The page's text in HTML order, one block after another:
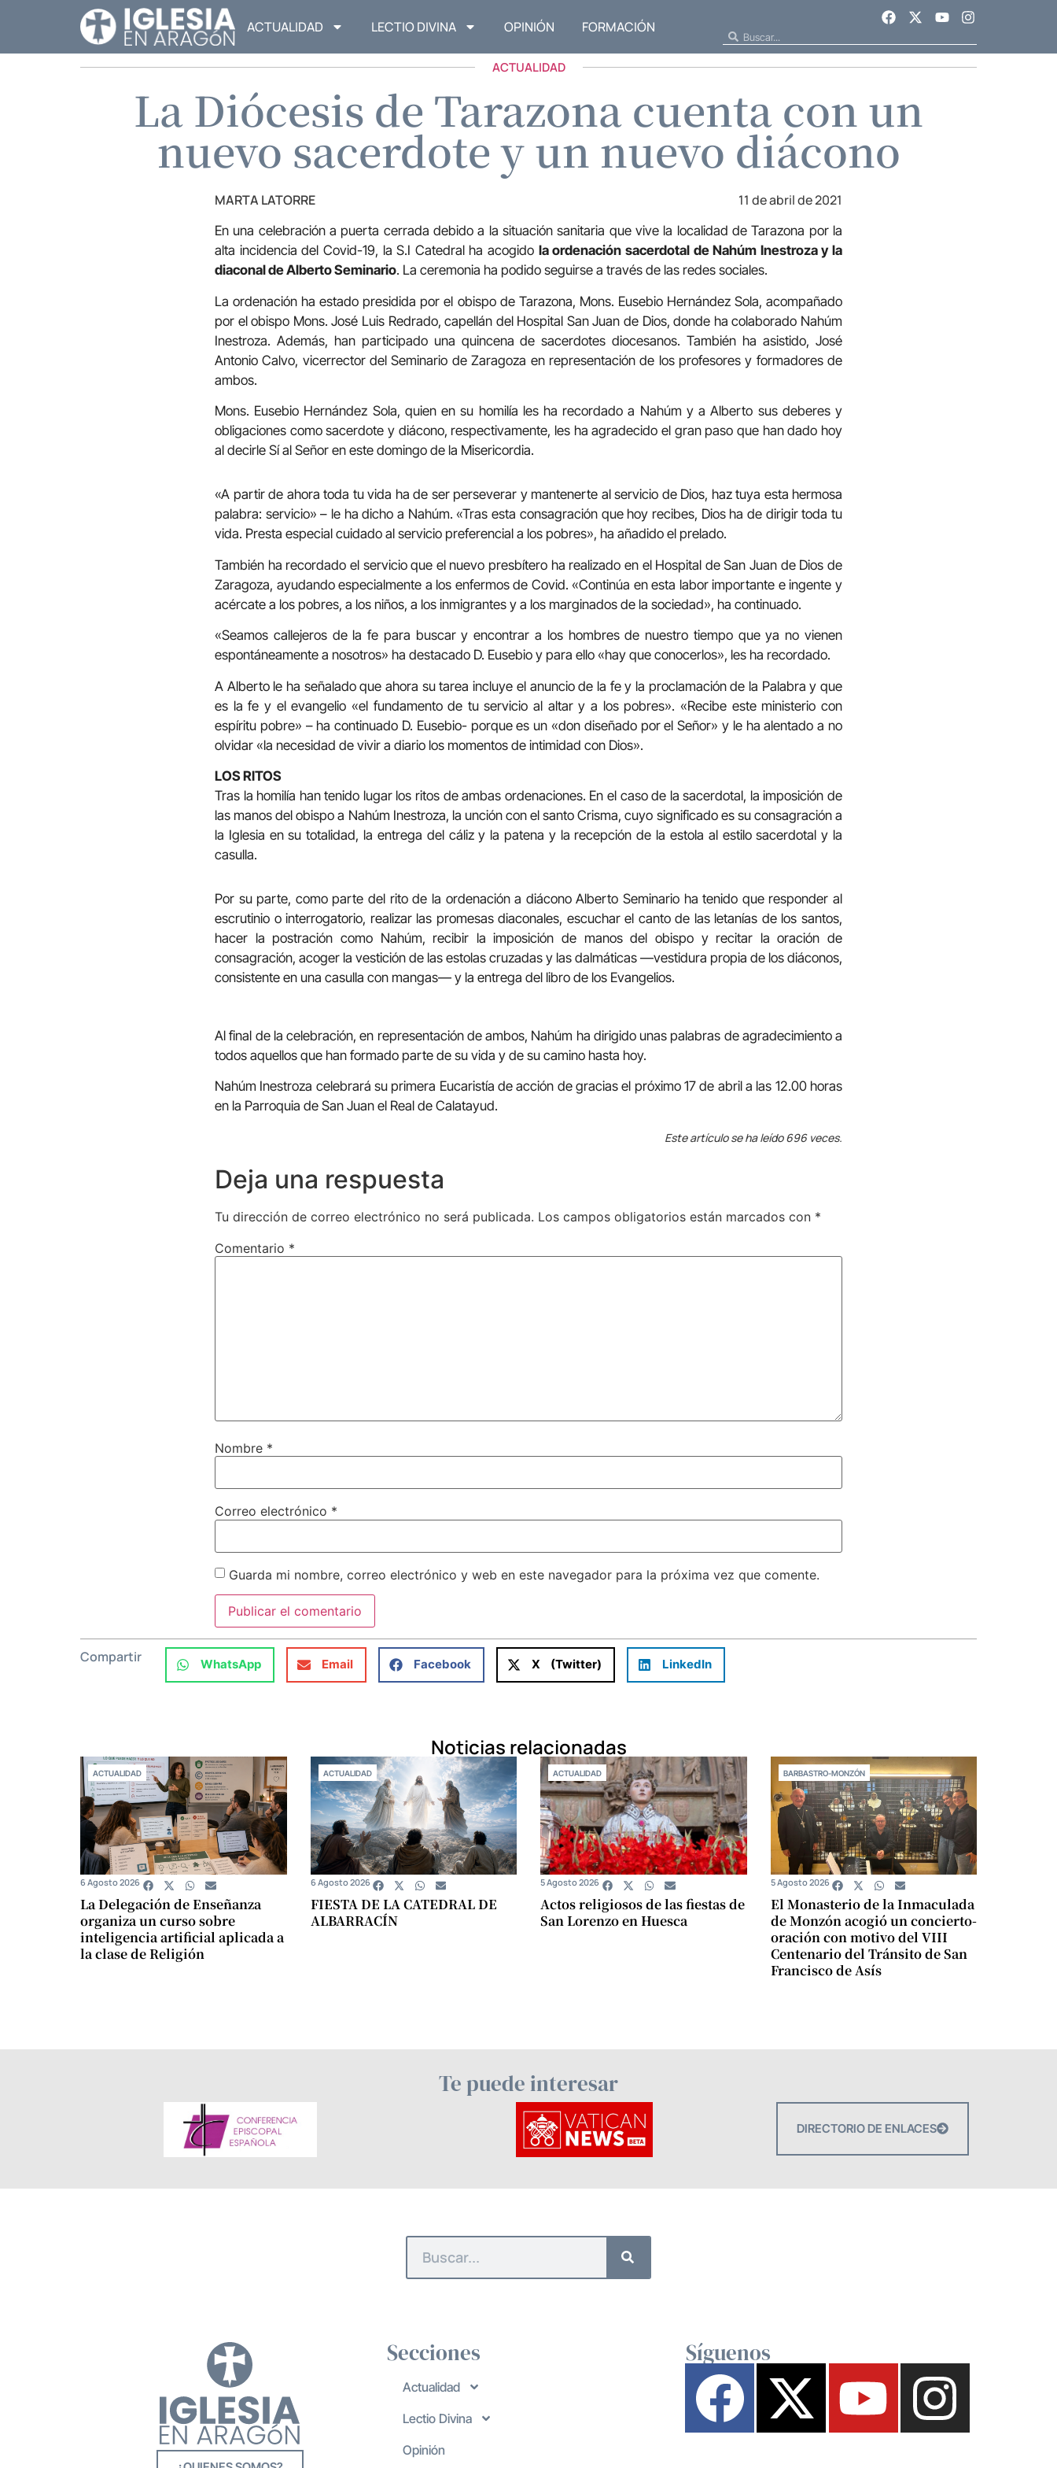
ACTUALIDAD LECTIO DIVINA OPINIÓN FORMACIÓN
ACTUALIDAD
La Diócesis de Tarazona cuenta con un
nuevo sacerdote y un nuevo diácono
MARTA LATORRE 11 de abril de 2021
En una celebración a puerta cerrada debido a la situación sanitaria que vive la localidad de Tarazona por la
alta incidencia del Covid-19, la S.I Catedral ha acogido la ordenación sacerdotal de Nahúm Inestroza y la
diaconal de Alberto Seminario. La ceremonia ha podido seguirse a través de las redes sociales.
La ordenación ha estado presidida por el obispo de Tarazona, Mons. Eusebio Hernández Sola, acompañado
por el obispo Mons. José Luis Redrado, capellán del Hospital San Juan de Dios, donde ha colaborado Nahúm
Inestroza. Además, han participado una quincena de sacerdotes diocesanos. También ha asistido, José
Antonio Calvo, vicerrector del Seminario de Zaragoza en representación de los profesores y formadores de
ambos.
Mons. Eusebio Hernández Sola, quien en su homilía les ha recordado a Nahúm y a Alberto sus deberes y
obligaciones como sacerdote y diácono, respectivamente, les ha agradecido el gran paso que han dado hoy
al decirle Sí al Señor en este domingo de la Misericordia.
«A partir de ahora toda tu vida ha de ser perseverar y mantenerte al servicio de Dios, haz tuya esta hermosa
palabra: servicio» – le ha dicho a Nahúm. «Tras esta consagración que hoy recibes, Dios ha de dirigir toda tu
vida. Presta especial cuidado al servicio preferencial a los pobres», ha añadido el prelado.
También ha recordado el servicio que el nuevo presbítero ha realizado en el Hospital de San Juan de Dios de
Zaragoza, ayudando especialmente a los enfermos de Covid. «Continúa en esta labor importante e ingente y
acércate a los pobres, a los niños, a los inmigrantes y a los marginados de la sociedad», ha continuado.
«Seamos callejeros de la fe para buscar y encontrar a los hombres de nuestro tiempo que ya no vienen
espontáneamente a nosotros» ha destacado D. Eusebio y para ello «hay que conocerlos», les ha recordado.
A Alberto le ha señalado que ahora su tarea incluye el anuncio de la fe y la proclamación de la Palabra y que
es la fe y el evangelio «el fundamento de tu servicio al altar y a los pobres». «Recibe este ministerio con
espíritu pobre» – ha continuado D. Eusebio- porque es un «don diseñado por el Señor» y le ha alentado a no
olvidar «la necesidad de vivir a diario los momentos de intimidad con Dios».
LOS RITOS
Tras la homilía han tenido lugar los ritos de ambas ordenaciones. En el caso de la sacerdotal, la imposición de
las manos del obispo a Nahúm Inestroza, la unción con el santo Crisma, cuyo significado es su consagración a
la Iglesia en su totalidad, la entrega del cáliz y la patena y la recepción de la estola al estilo sacerdotal y la
casulla.
Por su parte, como parte del rito de la ordenación a diácono Alberto Seminario ha tenido que responder al
escrutinio o interrogatorio, realizar las promesas diaconales, escuchar el canto de las letanías de los santos,
hacer la postración como Nahúm, recibir la imposición de manos del obispo y recitar la oración de
consagración, acoger la vestición de las estolas cruzadas y las dalmáticas —vestidura propia de los diáconos,
consistente en una casulla con mangas— y la entrega del libro de los Evangelios.
Al final de la celebración, en representación de ambos, Nahúm ha dirigido unas palabras de agradecimiento a
todos aquellos que han formado parte de su vida y de su camino hasta hoy.
Nahúm Inestroza celebrará su primera Eucaristía de acción de gracias el próximo 17 de abril a las 12.00 horas
en la Parroquia de San Juan el Real de Calatayud.
Este artículo se ha leído 696 veces.
Deja una respuesta
Tu dirección de correo electrónico no será publicada. Los campos obligatorios están marcados con *
Comentario *
Nombre *
Correo electrónico *
Guarda mi nombre, correo electrónico y web en este navegador para la próxima vez que comente.
Compartir WhatsApp Email Facebook X (Twitter) LinkedIn
Noticias relacionadas
ACTUALIDAD
La Delegación de Enseñanza
organiza un curso sobre
inteligencia artificial aplicada a
la clase de Religión
6 Agosto 2026
ACTUALIDAD
FIESTA DE LA CATEDRAL DE
ALBARRACÍN
6 Agosto 2026
ACTUALIDAD
Actos religiosos de las fiestas de
San Lorenzo en Huesca
5 Agosto 2026
BARBASTRO-MONZÓN
El Monasterio de la Inmaculada
de Monzón acogió un concierto-
oración con motivo del VIII
Centenario del Tránsito de San
Francisco de Asís
5 Agosto 2026
Te puede interesar
DIRECTORIO DE ENLACES
Secciones
Actualidad
Lectio Divina
Opinión
Síguenos